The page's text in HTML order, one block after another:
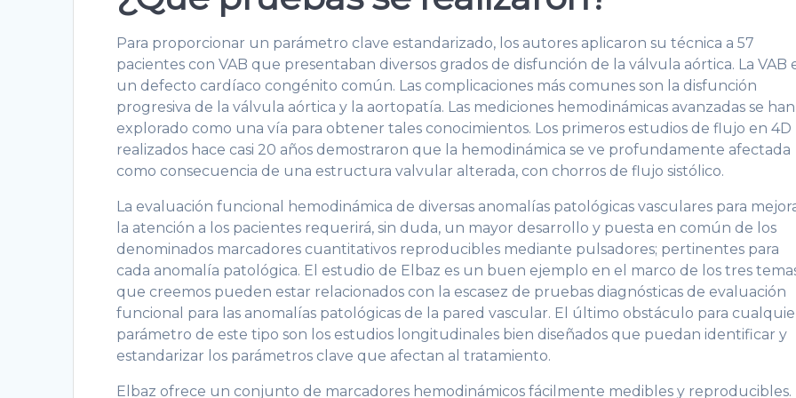
Para proporcionar un parámetro clave estandarizado, los autores aplicaron su técnica a 57
pacientes con VAB que presentaban diversos grados de disfunción de la válvula aórtica. La VAB
un defecto cardíaco congénito común. Las complicaciones más comunes son la disfunción
progresiva de la válvula aórtica y la aortopatía. Las mediciones hemodinámicas avanzadas se han
explorado como una vía para obtener tales conocimientos. Los primeros estudios de flujo en 4D
realizados hace casi 20 años demostraron que la hemodinámica se ve profundamente afectada
como consecuencia de una estructura valvular alterada, con chorros de flujo sistólico.
La evaluación funcional hemodinámica de diversas anomalías patológicas vasculares para
la atención a los pacientes requerirá, sin duda, un mayor desarrollo y puesta en común de los
denominados marcadores cuantitativos reproducibles mediante pulsadores; pertinentes para
cada anomalía patológica. El estudio de Elbaz es un buen ejemplo en el marco de los tres
que creemos pueden estar relacionados con la escasez de pruebas diagnósticas de evaluación
funcional para las anomalías patológicas de la pared vascular. El último obstáculo para
parámetro de este tipo son los estudios longitudinales bien diseñados que puedan identificar y
estandarizar los parámetros clave que afectan al tratamiento.
Elbaz ofrece un conjunto de marcadores hemodinámicos fácilmente medibles y reproducibles.